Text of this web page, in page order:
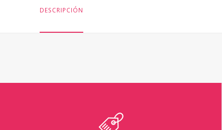
DESCRIPCIÓN